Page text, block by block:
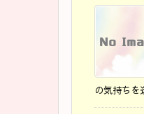
の気持ちを